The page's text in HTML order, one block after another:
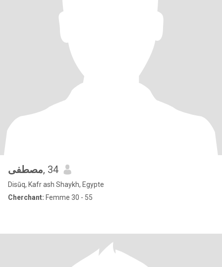
مصطفى, 34
Disūq, Kafr ash Shaykh, Egypte
Cherchant: Femme 30 - 55